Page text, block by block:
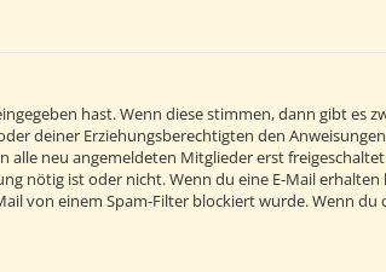
hast. Wenn diese stimmen, dann gibt es
deiner Erziehungsberechtigten den
neu angemeldeten Mitglieder erst
nötig ist oder nicht. Wenn du eine E-Mail
von einem Spam-Filter blockiert wurde. Wenn du